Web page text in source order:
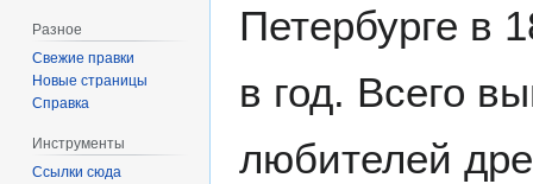
Петербурге в
в год. Всего
любителей
Разное
Свежие правки
Новые страницы
Справка
Инструменты
Ссылки сюда